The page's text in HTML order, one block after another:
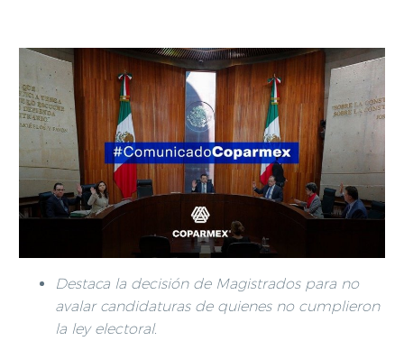
Destaca la decisión de Magistrados para no
avalar candidaturas de quienes no cumplieron
la ley electoral.